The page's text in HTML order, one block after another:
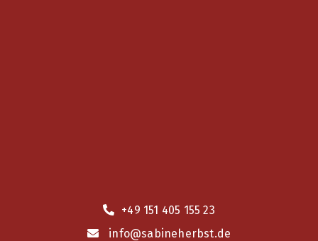
+49 151 405 155 23
info@sabineherbst.de